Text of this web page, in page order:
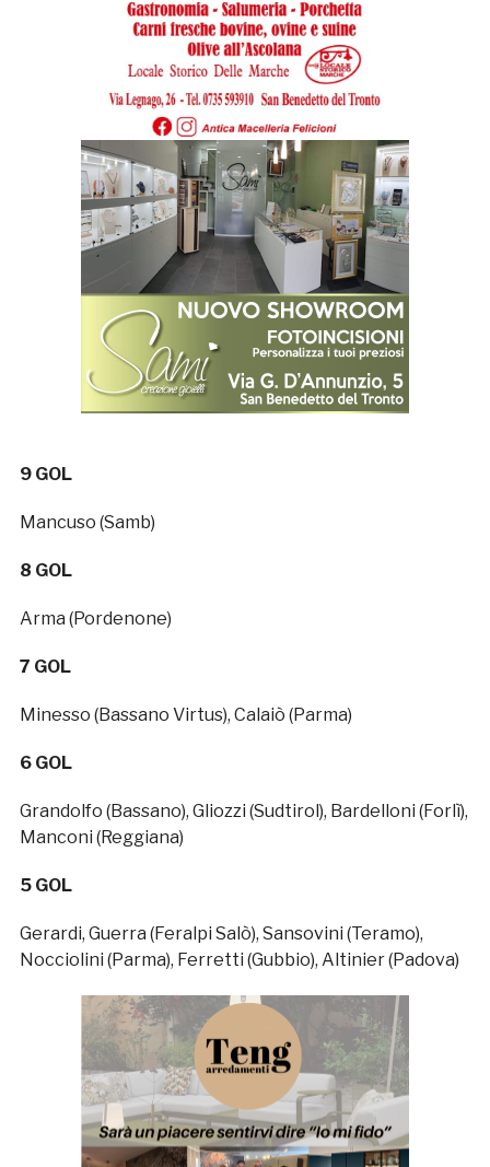
9 GOL
Mancuso (Samb)
8 GOL
Arma (Pordenone)
7 GOL
Minesso (Bassano Virtus), Calaiò (Parma)
6 GOL
Grandolfo (Bassano), Gliozzi (Sudtirol), Bardelloni (Forlì),
Manconi (Reggiana)
5 GOL
Gerardi, Guerra (Feralpi Salò), Sansovini (Teramo),
Nocciolini (Parma), Ferretti (Gubbio), Altinier (Padova)